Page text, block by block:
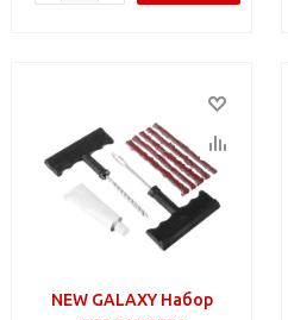
NEW GALAXY Набор